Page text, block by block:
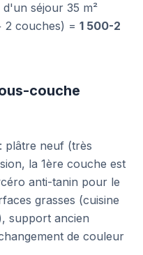
d'un séjour 35 m²
2 couches) = 1 500-2
couche
: plâtre neuf (très
la 1ère couche est
anti-tanin pour le
grasses (cuisine
support ancien
de couleur